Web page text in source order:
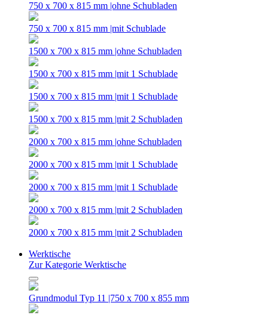
750 x 700 x 815 mm |ohne Schubladen
750 x 700 x 815 mm |mit Schublade
1500 x 700 x 815 mm |ohne Schubladen
1500 x 700 x 815 mm |mit 1 Schublade
1500 x 700 x 815 mm |mit 1 Schublade
1500 x 700 x 815 mm |mit 2 Schubladen
2000 x 700 x 815 mm |ohne Schubladen
2000 x 700 x 815 mm |mit 1 Schublade
2000 x 700 x 815 mm |mit 1 Schublade
2000 x 700 x 815 mm |mit 2 Schubladen
2000 x 700 x 815 mm |mit 2 Schubladen
Werktische
Zur Kategorie Werktische
Grundmodul Typ 11 |750 x 700 x 855 mm